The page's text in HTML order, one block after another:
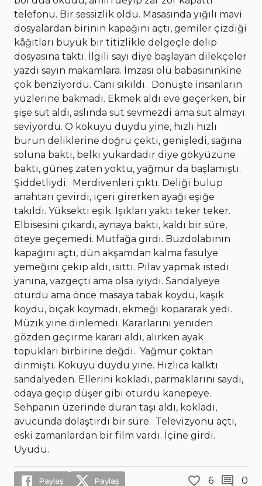
telefonu. Bir sessizlik oldu. Masasında yığılı mavi
dosyalardan birinin kapağını açtı, gemiler çizdiği
kâğıtları büyük bir titizlikle delgeçle delip
dosyasına taktı. İlgili sayı diye başlayan dilekçeler
yazdı sayın makamlara. İmzası ölü babasınınkine
çok benziyordu. Canı sıkıldı. Dönüşte insanların
yüzlerine bakmadı. Ekmek aldı eve geçerken, bir
şişe süt aldı, aslında süt sevmezdi ama süt almayı
seviyordu. O kokuyu duydu yine, hızlı hızlı
burun deliklerine doğru çekti, genişledi, sağına
soluna baktı, belki yukardadır diye gökyüzüne
baktı, güneş zaten yoktu, yağmur da başlamıştı.
Şiddetliydi. Merdivenleri çıktı. Deliği bulup
anahtarı çevirdi, içeri girerken ayağı eşiğe
takıldı. Yüksekti eşik. Işıkları yaktı teker teker.
Elbisesini çıkardı, aynaya baktı, kaldı bir süre,
öteye geçemedi. Mutfağa girdi. Buzdolabının
kapağını açtı, dün akşamdan kalma fasulye
yemeğini çekip aldı, ısıttı. Pilav yapmak istedi
yanına, vazgeçti ama olsa iyiydi. Sandalyeye
oturdu ama önce masaya tabak koydu, kaşık
koydu, bıçak koymadı, ekmeği kopararak yedi.
Müzik yine dinlemedi. Kararlarını yeniden
gözden geçirme kararı aldı, alırken ayak
topukları birbirine değdi. Yağmur çoktan
dinmişti. Kokuyu duydu yine. Hızlıca kalktı
sandalyeden. Ellerini kokladı, parmaklarını saydı,
odaya geçip düşer gibi oturdu kanepeye.
Sehpanın üzerinde duran taşı aldı, kokladı,
avucunda dolaştırdı bir süre. Televizyonu açtı,
eski zamanlardan bir film vardı. İçine girdi.
Uyudu.
Paylaş Paylaş 6 0